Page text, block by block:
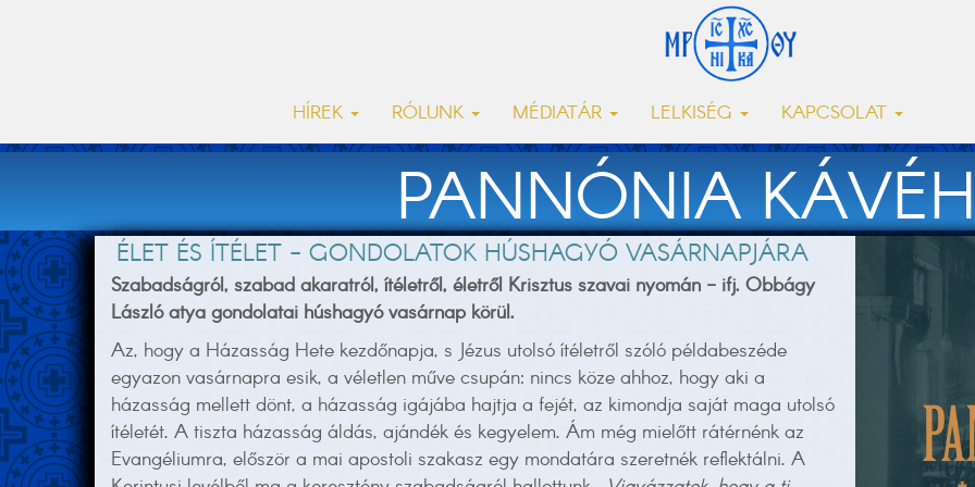
HÍREK RÓLUNK MÉDIATÁR LELKISÉG KAPCSOLAT
PANNÓNIA
ÉLET ÉS ÍTÉLET - GONDOLATOK HÚSHAGYÓ VASÁRNAPJÁRA
Szabadságról, szabad akaratról, ítéletről, életről Krisztus szavai nyomán - ifj. Obbágy
László atya gondolatai húshagyó vasárnap körül.
Az, hogy a Házasság Hete kezdőnapja, s Jézus utolsó ítéletről szóló példabeszéde
egyazon vasárnapra esik, a véletlen műve csupán: nincs köze ahhoz, hogy aki a
házasság mellett dönt, a házasság igájába hajtja a fejét, az kimondja saját maga utolsó
ítéletét. A tiszta házasság áldás, ajándék és kegyelem. Ám még mielőtt rátérnénk az
Evangéliumra, először a mai apostoli szakasz egy mondatára szeretnék reflektálni. A